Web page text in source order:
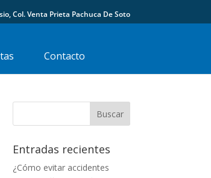
Col. Venta Prieta Pachuca De Soto
Contacto
Entradas recientes
¿Cómo evitar accidentes